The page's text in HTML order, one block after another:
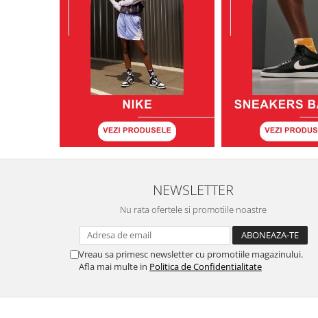
NEWSLETTER
Nu rata ofertele si promotiile noastre
Vreau sa primesc newsletter cu promotiile magazinului.
Afla mai multe in Politica de Confidentialitate